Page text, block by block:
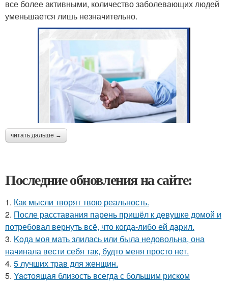
все более активными, количество заболевающих людей
уменьшается лишь незначительно.
читать дальше →
Последние обновления на сайте:
1. Как мысли творят твою реальность.
2. После расставания парень пришёл к девушке домой и
потребовал вернуть всё, что когда-либо ей дарил.
3. Koда моя мать злилась или была недовольна, она
начинала вести себя так, будто меня просто нет.
4. 5 лучших трав для женщин.
5. Yacтоящая близость всегда с большим риском